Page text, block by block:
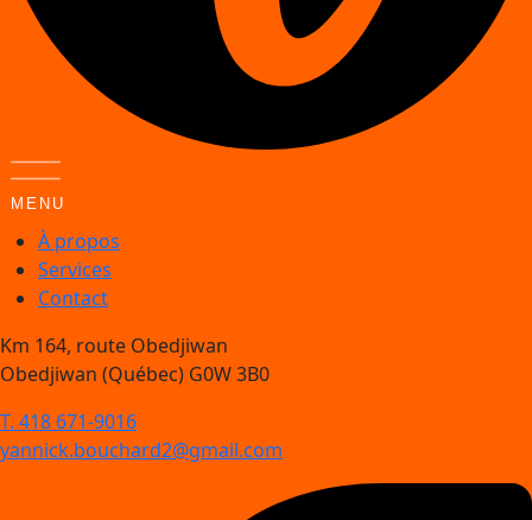
MENU
À propos
Services
Contact
Km 164, route Obedjiwan
Obedjiwan (Québec) G0W 3B0
T. 418 671-9016
yannick.bouchard2@gmail.com